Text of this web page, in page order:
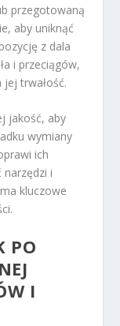
przegotowaną
aby uniknąć
z dala
i przeciągów,
trwałość.
jakość, aby
wymiany
ich
i
kluczowe
PO
I